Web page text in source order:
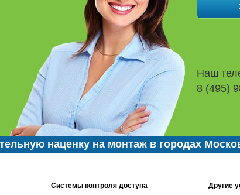
Наш
8 (495)
наценку на монтаж в городах
Системы контроля доступа Другие